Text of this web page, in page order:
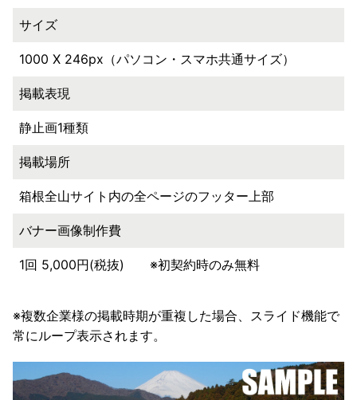
サイズ
1000 X 246px（パソコン・スマホ共通サイズ）
掲載表現
静止画1種類
掲載場所
箱根全山サイト内の全ページのフッター上部
バナー画像制作費
1回 5,000円(税抜) ※初契約時のみ無料
※複数企業様の掲載時期が重複した場合、スライド機能で
常にループ表示されます。